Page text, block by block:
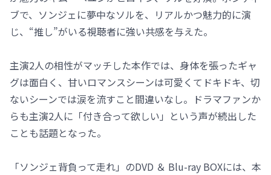
ブで、ソンジェに夢中なソルを、リアルかつ魅力的に演
じ、“推し”がいる視聴者に強い共感を与えた。
主演2人の相性がマッチした本作では、身体を張ったギャ
グは面白く、甘いロマンスシーンは可愛くてドキドキ、切
ないシーンでは涙を流すこと間違いなし。ドラマファンか
らも主演2人に「付き合って欲しい」という声が続出した
ことも話題となった。
「ソンジェ背負って走れ」のDVD ＆ Blu-ray BOXには、本